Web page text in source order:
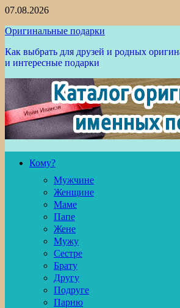
Перейти
содержимому
07.08.2026
Оригинальные подарки
Как выбрать для друзей и родных
и интересные подарки
Кому?
Мужчине
Женщине
Маме
Папе
Жене
Мужу
Сестре
Брату
Другу
Подруге
Парню